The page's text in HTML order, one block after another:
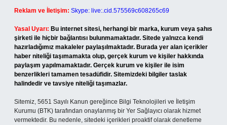
Reklam ve İletişim: Skype: live:.cid.575569c608265c69
Yasal Uyarı: Bu internet sitesi, herhangi bir marka, kurum veya şahıs
şirketi ile hiçbir bağlantısı bulunmamaktadır. Sitede yalnızca kendi
hazırladığımız makaleler paylaşılmaktadır. Burada yer alan içerikler
haber niteliği taşımamakta olup, gerçek kurum ve kişiler hakkında
paylaşım yapılmamaktadır. Gerçek kurum ve kişiler ile isim
benzerlikleri tamamen tesadüfidir. Sitemizdeki bilgiler taslak
halindedir ve tavsiye niteliği taşımazlar.
Sitemiz, 5651 Sayılı Kanun gereğince Bilgi Teknolojileri ve İletişim
Kurumu (BTK) tarafından onaylanmış bir Yer Sağlayıcı olarak hizmet
vermektedir. Bu nedenle, sitedeki içerikleri proaktif olarak denetleme